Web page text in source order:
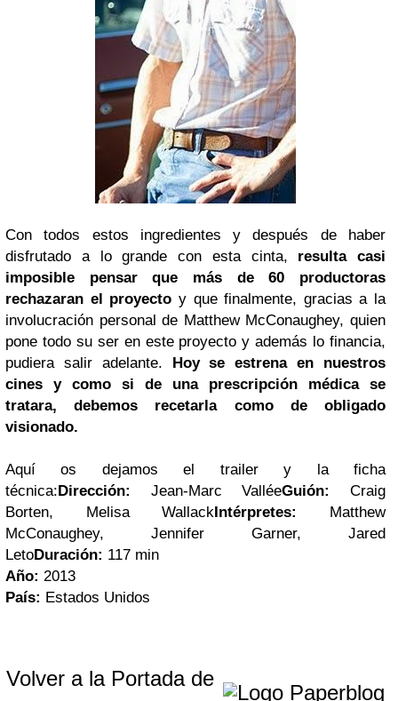
Con todos estos ingredientes y después de haber
disfrutado a lo grande con esta cinta, resulta casi
imposible pensar que más de 60 productoras
rechazaran el proyecto y que finalmente, gracias a la
involucración personal de Matthew McConaughey, quien
pone todo su ser en este proyecto y además lo financia,
pudiera salir adelante. Hoy se estrena en nuestros
cines y como si de una prescripción médica se
tratara, debemos recetarla como de obligado
visionado.
Aquí os dejamos el trailer y la ficha
técnica:Dirección: Jean-Marc ValléeGuión:Craig
Borten, Melisa WallackIntérpretes:
Matthew
McConaughey, Jennifer Garner, Jared
LetoDuración: 117 min
Año: 2013
País: Estados Unidos
Volver a la Portada de